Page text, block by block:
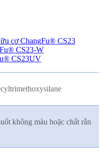
cơ ChangFu® CS23
CS23-W
CS23UV
không màu hoặc chất rắn